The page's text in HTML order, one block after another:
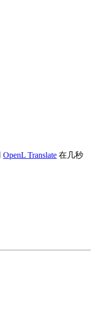
OpenL Translate 在几秒